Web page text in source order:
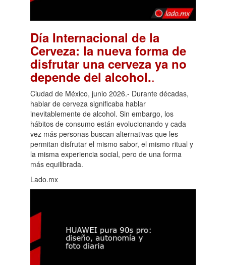
Día Internacional de la
Cerveza: la nueva forma de
disfrutar una cerveza ya no
depende del alcohol..
Ciudad de México, junio 2026.- Durante décadas,
hablar de cerveza significaba hablar
inevitablemente de alcohol. Sin embargo, los
hábitos de consumo están evolucionando y cada
vez más personas buscan alternativas que les
permitan disfrutar el mismo sabor, el mismo ritual y
la misma experiencia social, pero de una forma
más equilibrada.
Lado.mx